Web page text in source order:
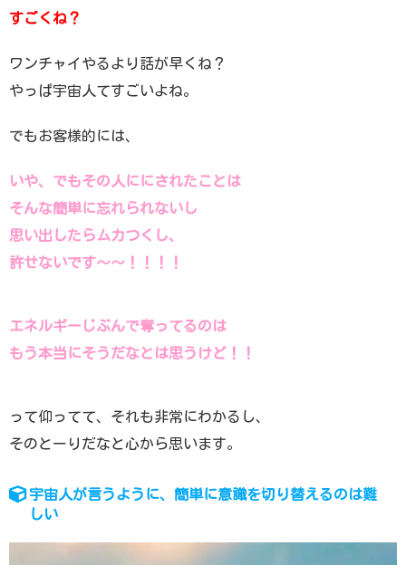
すごくね？
ワンチャイやるより話が早くね？
やっぱ宇宙人てすごいよね。
でもお客様的には、
いや、でもその人ににされたことは
そんな簡単に忘れられないし
思い出したらムカつくし、
許せないです〜〜！！！！
エネルギーじぶんで奪ってるのは
もう本当にそうだなとは思うけど！！
って仰ってて、それも非常にわかるし、
そのとーりだなと心から思います。
宇宙人が言うように、簡単に意識を切り替えるのは難
しい